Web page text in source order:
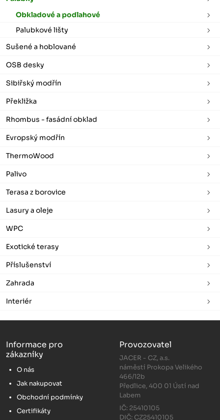
Obkladové a podlahové
Palubkové lišty
Sušené a hoblované
OSB desky
Sibiřský modřín
Překližka
Rhombus - fasádní obklad
Evropský modřín
ThermoWood
Palivo
Terasa z borovice
Lasury a oleje
WPC
Exotické terasy
Příslušenství
Zahrada
Interiér
Informace pro
zákazníky
O nás
Jak nakupovat
Obchodní podmínky
Certifikáty
Provozovatel
JACER - CZ, a.s.
náměstí Prokopa Velikého
466/12b
Předlice, 400 01 Ústí nad
Labem
IČ: 25410105
DIČ: CZ25410105